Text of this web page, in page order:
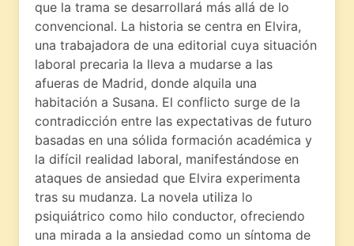
que la trama se desarrollará más allá de lo
convencional. La historia se centra en Elvira,
una trabajadora de una editorial cuya situación
laboral precaria la lleva a mudarse a las
afueras de Madrid, donde alquila una
habitación a Susana. El conflicto surge de la
contradicción entre las expectativas de futuro
basadas en una sólida formación académica y
la difícil realidad laboral, manifestándose en
ataques de ansiedad que Elvira experimenta
tras su mudanza. La novela utiliza lo
psiquiátrico como hilo conductor, ofreciendo
una mirada a la ansiedad como un síntoma de